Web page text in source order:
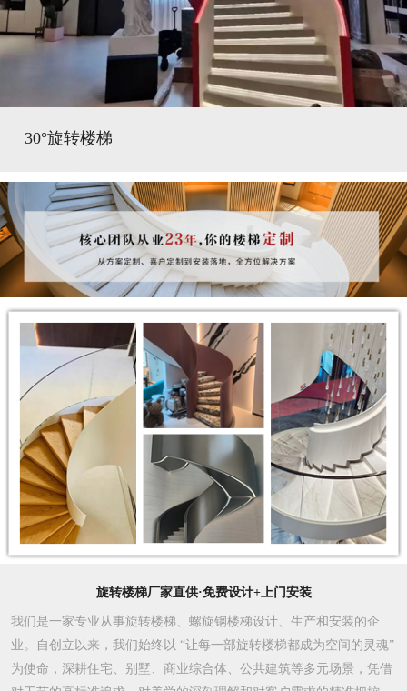
30°旋转楼梯
旋转楼梯厂家直供·免费设计+上门安装
我们是一家专业从事旋转楼梯、螺旋钢楼梯设计、生产和安装的企
业。自创立以来，我们始终以 “让每一部旋转楼梯都成为空间的灵魂”
为使命，深耕住宅、别墅、商业综合体、公共建筑等多元场景，凭借